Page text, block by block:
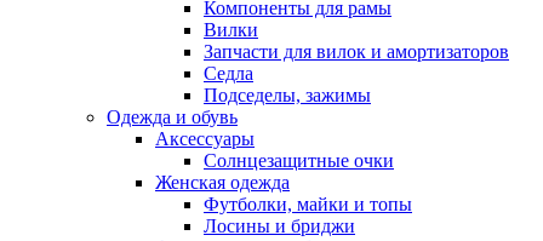
Компоненты для рамы
Вилки
Запчасти для вилок и амортизаторов
Седла
Подседелы, зажимы
Одежда и обувь
Аксессуары
Солнцезащитные очки
Женская одежда
Футболки, майки и топы
Лосины и бриджи